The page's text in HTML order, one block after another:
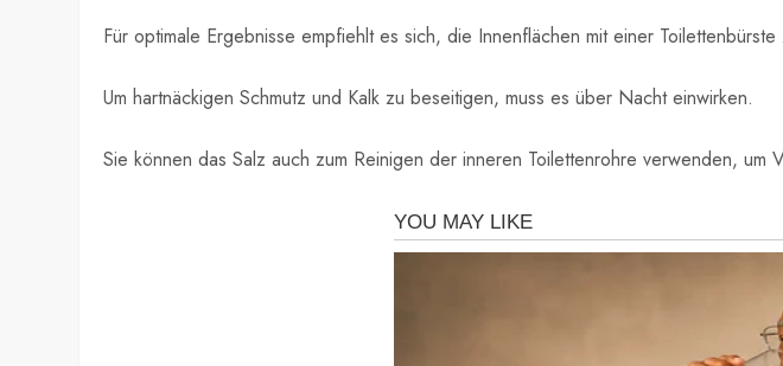
Für optimale Ergebnisse empfiehlt es sich, die Innenflächen mit einer
Um hartnäckigen Schmutz und Kalk zu beseitigen, muss es über Nacht einwirken.
Sie können das Salz auch zum Reinigen der inneren Toilettenrohre verwenden, um